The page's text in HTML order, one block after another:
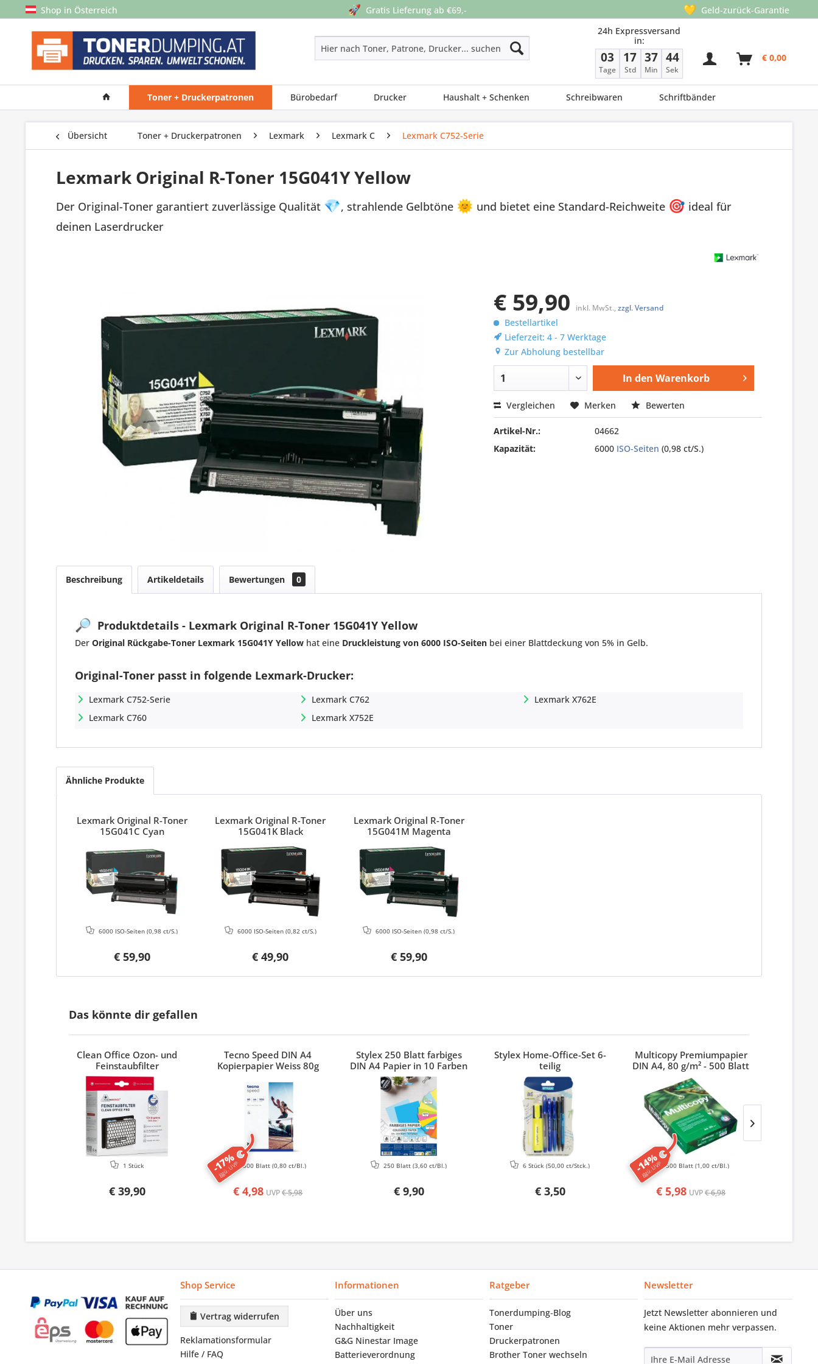
Shop in Österreich 🚀 Gratis Lieferung ab €69,- 💛 Geld-zurück-Garantie
24h Expressversand
in:
03
Tage
17
Std
37
Min
43
Sek
€ 0,00
Toner + Druckerpatronen Bürobedarf Drucker Haushalt + Schenken Schreibwaren Schriftbänder
Übersicht Toner + Druckerpatronen Lexmark Lexmark C Lexmark C752-Serie
Lexmark Original R-Toner 15G041Y Yellow
Der Original-Toner garantiert zuverlässige Qualität 💎, strahlende Gelbtöne 🌞 und bietet eine Standard-Reichweite 🎯 ideal für
deinen Laserdrucker
€ 59,90 inkl. MwSt.,zzgl. Versand
Bestellartikel
Lieferzeit: 4 - 7 Werktage
Zur Abholung bestellbar
In den Warenkorb
Vergleichen Merken Bewerten
Artikel-Nr.:
04662
Kapazität:
6000 ISO-Seiten (0,98 ct/S.)
Beschreibung Artikeldetails Bewertungen 0
🔎 Produktdetails - Lexmark Original R-Toner 15G041Y Yellow
Der Original Rückgabe-Toner Lexmark 15G041Y Yellow hat eine Druckleistung von 6000 ISO-Seiten bei einer Blattdeckung von 5% in Gelb.
Original-Toner passt in folgende Lexmark-Drucker:
Lexmark C752-Serie
Lexmark C760
Lexmark C762
Lexmark X752E
Lexmark X762E
Ähnliche Produkte
Lexmark Original R-Toner
15G041C Cyan
€ 59,90
6000 ISO-Seiten(0,98 ct/S.)
Lexmark Original R-Toner
15G041K Black
€ 49,90
6000 ISO-Seiten (0,82 ct/S.)
Lexmark Original R-Toner
15G041M Magenta
€ 59,90
6000 ISO-Seiten(0,98 ct/S.)
Das könnte dir gefallen
Clean Office Ozon- und
Feinstaubfilter
€ 39,90
1 Stück -17%
ggü. UVP
Tecno Speed DIN A4
Kopierpapier Weiss 80g
€ 4,98 UVP€ 5,98
500 Blatt (0,80 ct/Bl.)
Stylex 250 Blatt farbiges
DIN A4 Papier in 10 Farben
€ 9,90
250 Blatt(3,60 ct/Bl.)
Stylex Home-Office-Set 6-
teilig
€ 3,50
6 Stück(50,00 ct/Stck.) -14%
ggü. UVP
Multicopy Premiumpapier
DIN A4, 80 g/m² - 500 Blatt
€ 5,98 UVP€ 6,98
500 Blatt (1,00 ct/Bl.)
Shop Service
Vertrag widerrufen
Reklamationsformular
Hilfe / FAQ
Informationen
Über uns
Nachhaltigkeit
G&G Ninestar Image
Batterieverordnung
Ratgeber
Tonerdumping‑Blog
Toner
Druckerpatronen
Brother Toner wechseln
Newsletter
Jetzt Newsletter abonnieren und
keine Aktionen mehr verpassen.